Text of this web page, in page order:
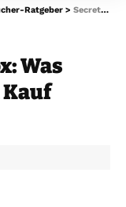
Ratgeber > Secret Jardin Growbox: Was Verbraucher vor dem Kauf wissen sollten
Was